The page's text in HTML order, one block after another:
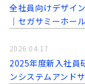
全社員向けデザイ
｜セガサミーホー
2025年度新入社員
ンシステムアンド
2026.04.17